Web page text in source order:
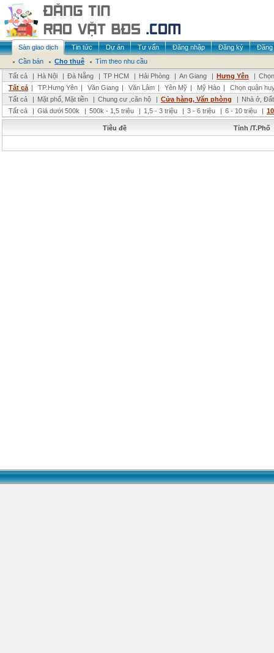
Sàn giao dịch Tin tức Dự án Tư vấn Đăng nhập Đăng ký
Đăng
Cần bán
Cho thuê
Tìm theo nhu cầu
Tất cả
| Hà Nội | Đà Nẵng | TP HCM | Hải Phòng | An Giang | Hưng Yên |
Tất cả | TP.Hưng Yên | Văn Giang | Văn Lâm | Yên Mỹ | Mỹ Hào |
Chọn quận
Tất cả
| Mặt phố, Mặt tiền | Chung cư ,căn hộ | Cửa hàng, Văn phòng | Nhà ở,
Tất cả
| Giá dưới 500k | 500k - 1,5 triệu | 1,5 - 3 triệu | 3 - 6 triệu | 6 - 10 triệu |
Tiêu đề Tỉnh /T.Phố